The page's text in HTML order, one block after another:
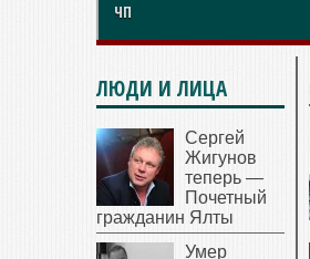
ЧП
ЛЮДИ И ЛИЦА
Сергей
Жигунов
теперь —
Почетный
гражданин Ялты
Умер